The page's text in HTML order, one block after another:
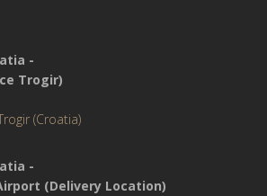
-
Trogir)
(Croatia)
-
(Delivery Location)